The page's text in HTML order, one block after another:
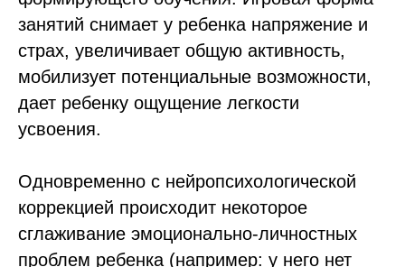
занятий снимает у ребенка напряжение и
страх, увеличивает общую активность,
мобилизует потенциальные возможности,
дает ребенку ощущение легкости
усвоения.
Одновременно с нейропсихологической
коррекцией происходит некоторое
сглаживание эмоционально-личностных
проблем ребенка (например: у него нет